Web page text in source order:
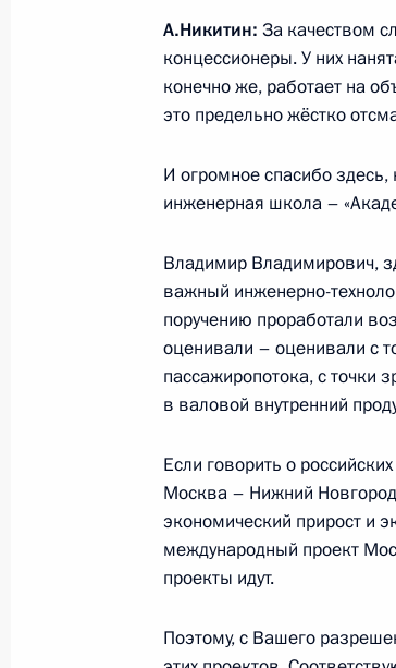
Заседание
20 декабря 2024 года, 18:40
Заседание комиссии
28 ноября 2024 года, 13:00
Заседание комиссии
«Семья»
31 октября 2024 года, 17:00
Заседание комиссии
«Семья»
А.Никитин: За качеством
концессионеры. У них
конечно же, работает на
это предельно жёстко
И огромное спасибо
инженерная школа –
Владимир Владимирович,
важный инженерно-
поручению проработали
оценивали – оценивали с
пассажиропотока, с точки
в валовой внутренний
Если говорить о
Москва – Нижний
экономический прирост и
международный проект
проекты идут.
Поэтому, с Вашего